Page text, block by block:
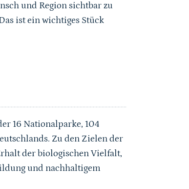
und Region sichtbar zu
ist ein wichtiges Stück
16 Nationalparke, 104
Zu den Zielen der
der biologischen Vielfalt,
und nachhaltigem